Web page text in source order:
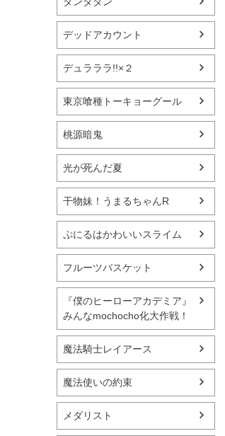
デッドアカウント
デュラララ!!×２
東京喰種トーキョーグール
桃源暗鬼
光が死んだ夏
干物妹！うまるちゃんR
ぷにるはかわいいスライム
フルーツバスケット
『僕のヒーローアカデミア』
みんなmochocho化大作戦！
魔法騎士レイアース
魔法使いの約束
メダリスト